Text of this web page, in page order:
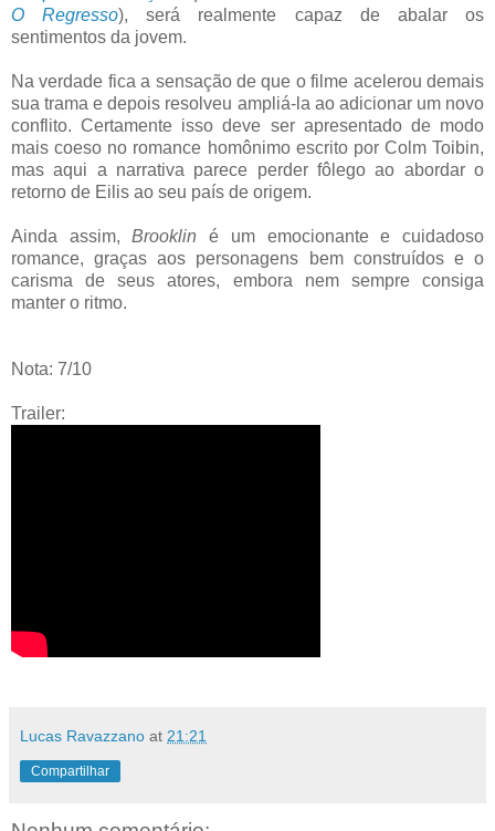
O Regresso), será realmente capaz de abalar os
sentimentos da jovem.
Na verdade fica a sensação de que o filme acelerou demais
sua trama e depois resolveu ampliá-la ao adicionar um novo
conflito. Certamente isso deve ser apresentado de modo
mais coeso no romance homônimo escrito por Colm Toibin,
mas aqui a narrativa parece perder fôlego ao abordar o
retorno de Eilis ao seu país de origem.
Ainda assim,Brookliné um emocionante e cuidadoso
romance, graças aos personagens bem construídos e o
carisma de seus atores, embora nem sempre consiga
manter o ritmo.
Nota: 7/10
Trailer:
Lucas Ravazzano at 21:21
Compartilhar